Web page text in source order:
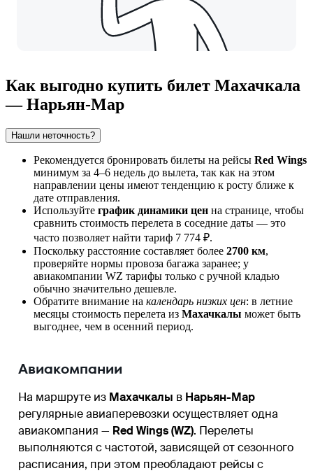
Как выгодно купить билет Махачкала
— Нарьян-Мар
Нашли неточность?
Рекомендуется бронировать билеты на рейсы Red Wings
минимум за 4–6 недель до вылета, так как на этом
направлении цены имеют тенденцию к росту ближе к
дате отправления.
Используйте график динамики цен на странице, чтобы
сравнить стоимость перелета в соседние даты — это
часто позволяет найти тариф 7 774 ₽.
Поскольку расстояние составляет более 2700 км,
проверяйте нормы провоза багажа заранее; у
авиакомпании WZ тарифы только с ручной кладью
обычно значительно дешевле.
Обратите внимание на календарь низких цен: в летние
месяцы стоимость перелета из Махачкалы может быть
выгоднее, чем в осенний период.
Авиакомпании
На маршруте из Махачкалы в Нарьян-Мар
регулярные авиаперевозки осуществляет одна
авиакомпания — Red Wings (WZ). Перелеты
выполняются с частотой, зависящей от сезонного
расписания, при этом преобладают рейсы с